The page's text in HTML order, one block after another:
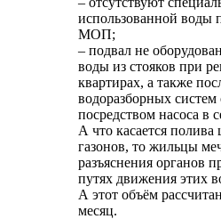
использованной воды
МОП;
– подвал не
воды из стояков при
квартирах, а также
водоразборных
посредством насоса в
А что касается
газонов, то жильцы
разъяснения органов
путях движения этих
А этот объём
месяц.